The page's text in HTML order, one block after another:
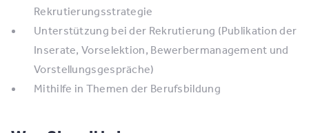
Rekrutierungsstrategie
Unterstützung bei der Rekrutierung (Publikation der
Inserate, Vorselektion, Bewerbermanagement und
Vorstellungsgespräche)
Mithilfe in Themen der Berufsbildung